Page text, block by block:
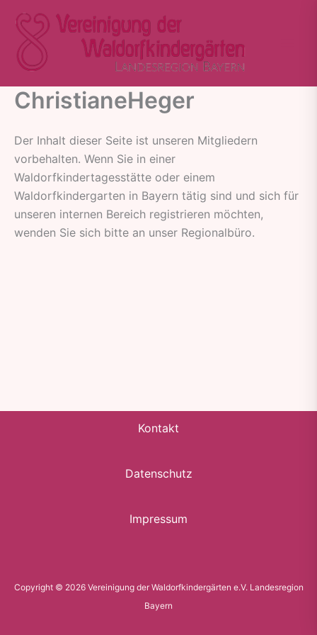
Inhalt
springen
ChristianeHeger
Der Inhalt dieser Seite ist unseren Mitgliedern
vorbehalten. Wenn Sie in einer
Waldorfkindertagesstätte oder einem
Waldorfkindergarten in Bayern tätig sind und sich für
unseren internen Bereich registrieren möchten,
wenden Sie sich bitte an unser Regionalbüro.
Kontakt
Datenschutz
Impressum
Copyright © 2026 Vereinigung der Waldorfkindergärten e.V. Landesregion
Bayern